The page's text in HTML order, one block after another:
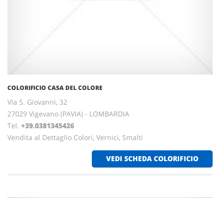
COLORIFICIO CASA DEL COLORE
Via S. Giovanni, 32
27029 Vigevano (PAVIA) - LOMBARDIA
Tel. +39.0381345426
Vendita al Dettaglio Colori, Vernici, Smalti
VEDI SCHEDA COLORIFICIO